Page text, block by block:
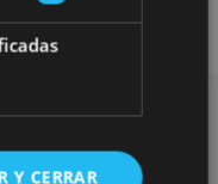
el público
Y CERRAR